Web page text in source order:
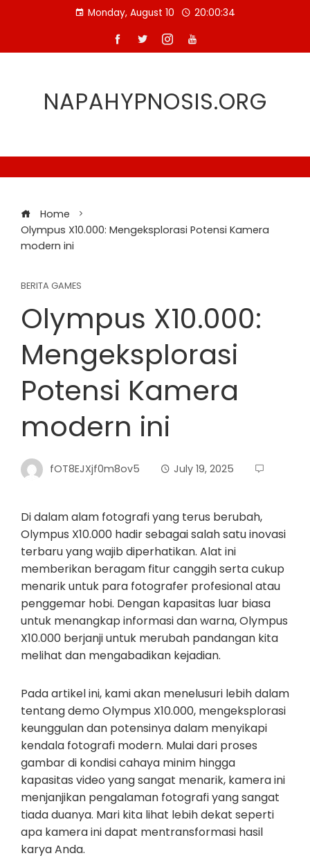
Monday, August 10 20:00:35
NAPAHYPNOSIS.ORG
Home
Olympus X10.000: Mengeksplorasi Potensi Kamera
modern ini
BERITA GAMES
Olympus X10.000:
Mengeksplorasi
Potensi Kamera
modern ini
fOT8EJXjf0m8ov5 July 19, 2025
Di dalam alam fotografi yang terus berubah,
Olympus X10.000 hadir sebagai salah satu inovasi
terbaru yang wajib diperhatikan. Alat ini
memberikan beragam fitur canggih serta cukup
menarik untuk para fotografer profesional atau
penggemar hobi. Dengan kapasitas luar biasa
untuk menangkap informasi dan warna, Olympus
X10.000 berjanji untuk merubah pandangan kita
melihat dan mengabadikan kejadian.
Pada artikel ini, kami akan menelusuri lebih dalam
tentang demo Olympus X10.000, mengeksplorasi
keunggulan dan potensinya dalam menyikapi
kendala fotografi modern. Mulai dari proses
gambar di kondisi cahaya minim hingga
kapasitas video yang sangat menarik, kamera ini
menjanjikan pengalaman fotografi yang sangat
tiada duanya. Mari kita lihat lebih dekat seperti
apa kamera ini dapat mentransformasi hasil
karya Anda.